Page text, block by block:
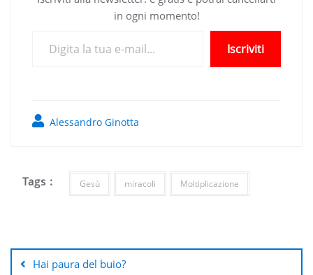
in ogni momento!
Iscriviti
Alessandro Ginotta
Tags : Gesù miracoli Moltiplicazione
articoli
Hai paura del buio?